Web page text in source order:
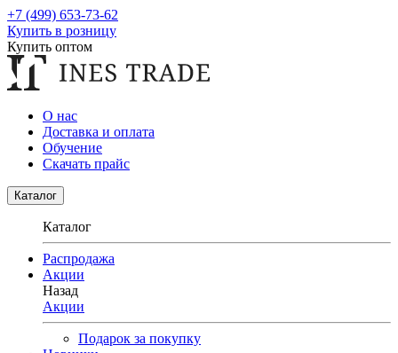
+7 (499) 653-73-62
Купить в розницу
Купить оптом
О нас
Доставка и оплата
Обучение
Скачать прайс
Каталог
Каталог
Распродажа
Акции
Назад
Акции
Подарок за покупку